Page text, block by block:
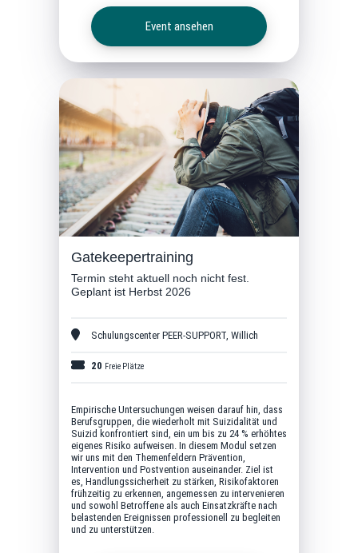
Event ansehen
Gatekeepertraining
Termin steht aktuell noch nicht fest.
Geplant ist Herbst 2026
Schulungscenter PEER-SUPPORT Willich
20 Freie Plätze
Empirische Untersuchungen weisen darauf hin, dass
Berufsgruppen, die wiederholt mit Suizidalität und
Suizid konfrontiert sind, ein um bis zu 24 % erhöhtes
eigenes Risiko aufweisen. In diesem Modul setzen
wir uns mit den Themenfeldern Prävention,
Intervention und Postvention auseinander. Ziel ist
es, Handlungssicherheit zu stärken, Risikofaktoren
frühzeitig zu erkennen, angemessen zu intervenieren
und sowohl Betroffene als auch Einsatzkräfte nach
belastenden Ereignissen professionell zu begleiten
und zu unterstützen.